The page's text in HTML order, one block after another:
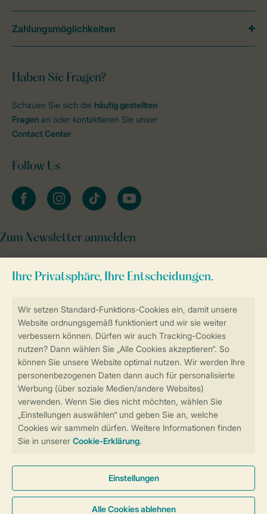
Sicherstellung Deiner Privatsphäre
Sicher und schnell zur Online-Buchung
Sichere Datenübertragung
Sicheres Bezahlen
Haben Sie Fragen?
Schauen Sie sich die häufig gestellten
Fragen an oder kontaktieren Sie unser
Contact Center.
Follow Us
facebookinstagramtiktok youtube
Zum Newsletter anmelden
Zahlungsmöglichkeiten